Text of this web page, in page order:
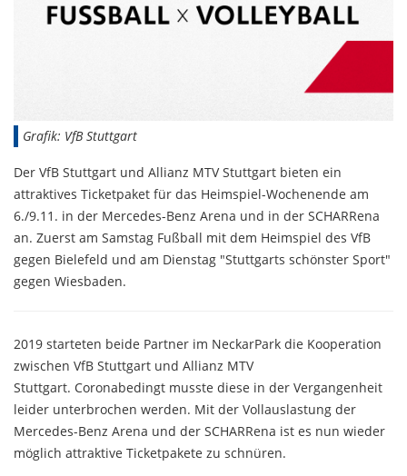
Grafik: VfB Stuttgart
Der VfB Stuttgart und Allianz MTV Stuttgart bieten ein
attraktives Ticketpaket für das Heimspiel-Wochenende am
6./9.11. in der Mercedes-Benz Arena und in der SCHARRena
an. Zuerst am Samstag Fußball mit dem Heimspiel des VfB
gegen Bielefeld und am Dienstag "Stuttgarts schönster Sport"
gegen Wiesbaden.
2019 starteten beide Partner im NeckarPark die Kooperation
zwischen VfB Stuttgart und Allianz MTV
Stuttgart. Coronabedingt musste diese in der Vergangenheit
leider unterbrochen werden. Mit der Vollauslastung der
Mercedes-Benz Arena und der SCHARRena ist es nun wieder
möglich attraktive Ticketpakete zu schnüren.